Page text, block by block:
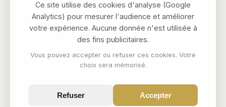
intellectuelle et à l'élaboration de son projet
personnel.
Il est accompagné vers l'excellence, vers une
meilleure connaissance de lui-même et vers la
debout prêt à prendre sa place dans le monde des
adultes. Il sera prêt pour de belles études
Ce site utilise des cookies d'analyse (Google
Analytics) pour mesurer l'audience et améliorer
votre expérience. Aucune donnée n'est utilisée à
des fins publicitaires.
Vous pouvez accepter ou refuser ces cookies. Votre
choix sera mémorisé.
Refuser Accepter